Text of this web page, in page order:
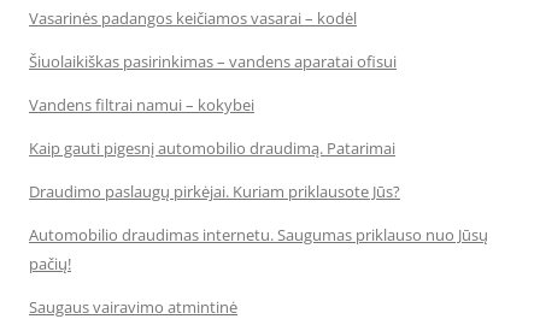
Vasarinės padangos keičiamos vasarai – kodėl
Šiuolaikiškas pasirinkimas – vandens aparatai ofisui
Vandens filtrai namui – kokybei
Kaip gauti pigesnį automobilio draudimą. Patarimai
Draudimo paslaugų pirkėjai. Kuriam priklausote Jūs?
Automobilio draudimas internetu. Saugumas priklauso nuo Jūsų
pačių!
Saugaus vairavimo atmintinė